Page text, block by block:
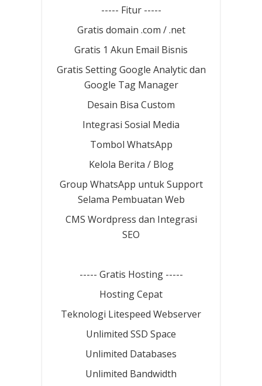
----- Fitur -----
Gratis domain .com / .net
Gratis 1 Akun Email Bisnis
Gratis Setting Google Analytic dan
Google Tag Manager
Desain Bisa Custom
Integrasi Sosial Media
Tombol WhatsApp
Kelola Berita / Blog
Group WhatsApp untuk Support
Selama Pembuatan Web
CMS Wordpress dan Integrasi
SEO
----- Gratis Hosting -----
Hosting Cepat
Teknologi Litespeed Webserver
Unlimited SSD Space
Unlimited Databases
Unlimited Bandwidth